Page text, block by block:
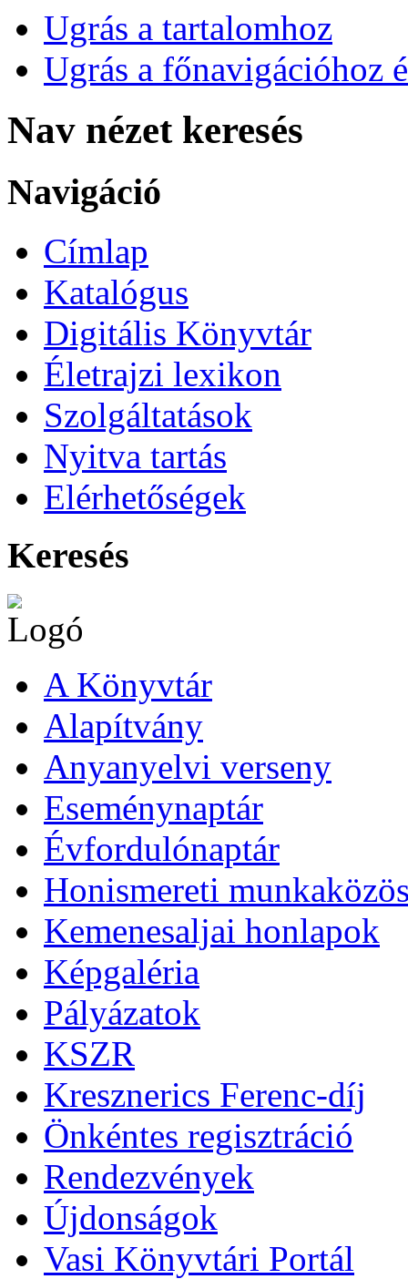
Ugrás a tartalomhoz
Ugrás a főnavigációhoz
Nav nézet keresés
Navigáció
Címlap
Katalógus
Digitális Könyvtár
Életrajzi lexikon
Szolgáltatások
Nyitva tartás
Elérhetőségek
Keresés
A Könyvtár
Alapítvány
Anyanyelvi verseny
Eseménynaptár
Évfordulónaptár
Honismereti
Kemenesaljai honlapok
Képgaléria
Pályázatok
KSZR
Kresznerics Ferenc-díj
Önkéntes regisztráció
Rendezvények
Újdonságok
Vasi Könyvtári Portál